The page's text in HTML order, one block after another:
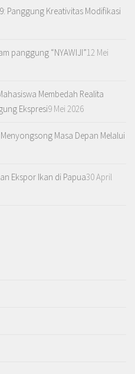
Panggung Kreativitas Modifikasi
panggung “NYAWIJI”12 Mei
Membedah Realita
Ekspresi9 Mei 2026
Masa Depan Melalui
Ekspor Ikan di Papua30 April